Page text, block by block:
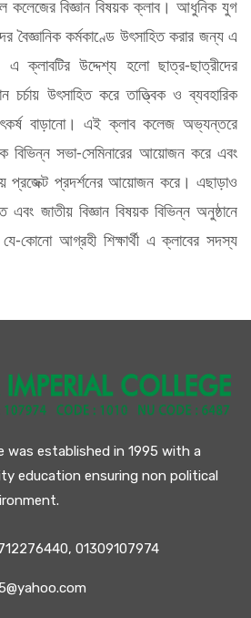
কলেজের বিজ্ঞান বিষয়ক ক্লাব। আধুনিক যুগ
বৈজ্ঞানিক কর্মকাণ্ডে উৎসাহিত করার জন্য এ
এ ক্লাবটির উদ্দেশ্য হলো ছাত্র-ছাত্রীদের
চর্চায় উৎসাহিত করে তাত্ত্বিক ও ব্যবহারিক
উৎকর্ষ বাড়ানো। এই ক্লাব কলেজ অভ্যন্তরে
বিভিন্ন সভা-সেমিনারের আয়োজন করে এবং
প্রদর্শনের আয়োজন করে। এছাড়াও
জাতীয় বিজ্ঞান বিষয়ক বিভিন্ন অনুষ্ঠানে
কোনো আগ্রহী শিক্ষার্থী এ ক্লাবের সদস্য
was established in 1995 with a
education ensuring non political
01309107974